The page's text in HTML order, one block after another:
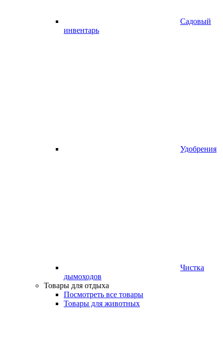
Садовый
инвентарь
Удобрения
Чистка
дымоходов
Товары для отдыха
Посмотреть все товары
Товары для животных